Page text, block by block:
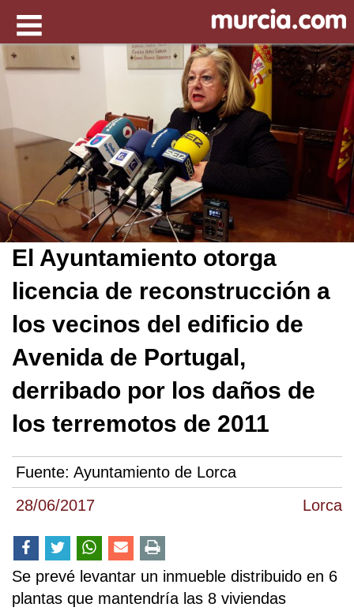
28/06/2017 Lorca
El Ayuntamiento otorga
licencia de reconstrucción a
los vecinos del edificio de
Avenida de Portugal,
derribado por los daños de
los terremotos de 2011
Fuente: Ayuntamiento de Lorca
Se prevé levantar un inmueble distribuido en 6
plantas que mantendría las 8 viviendas